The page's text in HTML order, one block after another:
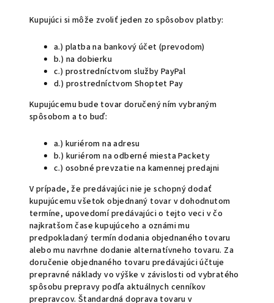
Kupujúci si môže zvoliť jeden zo spôsobov platby:
a.) platba na bankový účet (prevodom)
b.) na dobierku
c.) prostredníctvom služby PayPal
d.) prostredníctvom Shoptet Pay
Kupujúcemu bude tovar doručený ním vybraným
spôsobom a to buď:
a.) kuriérom na adresu
b.) kuriérom na odberné miesta Packety
c.) osobné prevzatie na kamennej predajni
V prípade, že predávajúci nie je schopný dodať
kupujúcemu všetok objednaný tovar v dohodnutom
termíne, upovedomí predávajúci o tejto veci v čo
najkratšom čase kupujúceho a oznámi mu
predpokladaný termín dodania objednaného tovaru
alebo mu navrhne dodanie alternatívneho tovaru. Za
doručenie objednaného tovaru predávajúci účtuje
prepravné náklady vo výške v závislosti od vybratého
spôsobu prepravy podľa aktuálnych cenníkov
prepravcov. Štandardná doprava tovaru v